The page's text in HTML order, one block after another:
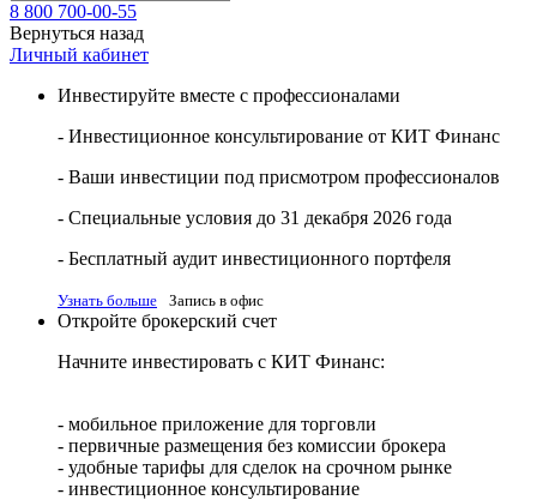
8 800 700-00-55
Вернуться назад
Личный кабинет
Инвестируйте вместе с профессионалами
- Инвестиционное консультирование от КИТ Финанс
- Ваши инвестиции под присмотром профессионалов
- Специальные условия до 31 декабря 2026 года
- Бесплатный аудит инвестиционного портфеля
Узнать больше Запись в офис
Откройте брокерский счет
Начните инвестировать с КИТ Финанс:
- мобильное приложение для торговли
- первичные размещения без комиссии брокера
- удобные тарифы для сделок на срочном рынке
- инвестиционное консультирование